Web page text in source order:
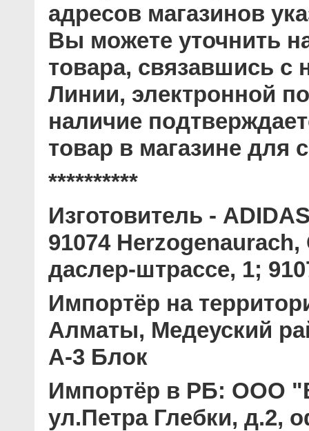
адресов магазинов
Вы можете уточнить
товара, связавшись
Линии, электронной
наличие
товар в магазине для
**********
Изготовитель -
91074
даслер-штрассе, 1;
Импортёр на
Алматы, Медеуский
А-3 Блок
Импортёр в РБ: ООО
ул.Петра Глебки, д.2,